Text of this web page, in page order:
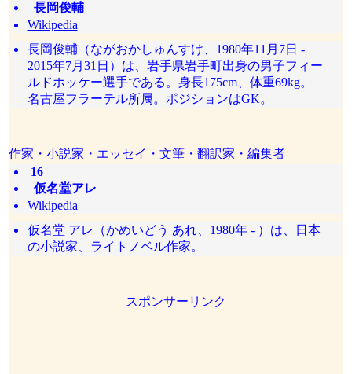
長岡俊輔
Wikipedia
長岡俊輔（ながおかしゅんすけ、1980年11月7日 -
2015年7月31日）は、岩手県岩手町出身の男子フィー
ルドホッケー選手である。身長175cm、体重69kg。
名古屋フラーテル所属。ポジションはGK。
作家・小説家・エッセイ・文筆・翻訳家・編集者
16
仮名堂アレ
Wikipedia
仮名堂 アレ（かめいどう あれ、1980年 - ）は、日本
の小説家、ライトノベル作家。
スポンサーリンク